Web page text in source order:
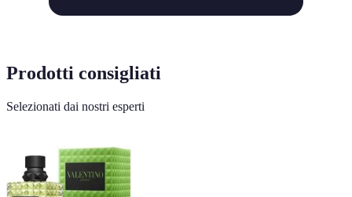
Prodotti consigliati
Selezionati dai nostri esperti